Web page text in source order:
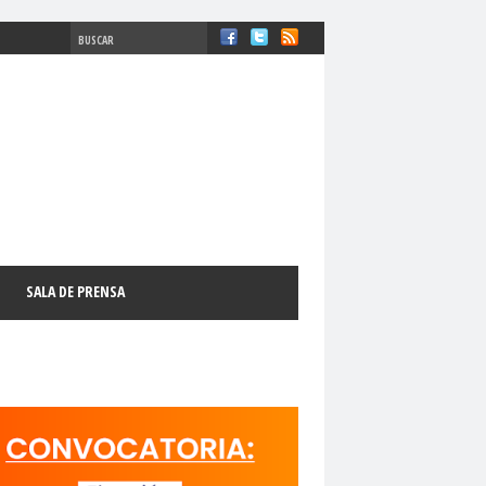
Cristiano
activismo digital
adultos mayores Afganistán
SALA DE PRENSA